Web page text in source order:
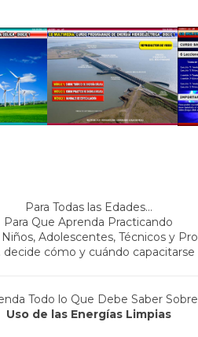
Para Todas las Edades...
Para Que Aprenda Practicando
Adolescentes, Técnicos y
decide cómo y cuándo capacitarse
Todo lo Que Debe Saber Sobre
Uso de las Energías Limpias